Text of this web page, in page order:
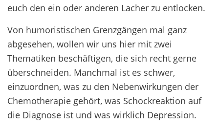
euch den ein oder anderen Lacher zu entlocken.
Von humoristischen Grenzgängen mal ganz
abgesehen, wollen wir uns hier mit zwei
Thematiken beschäftigen, die sich recht gerne
überschneiden. Manchmal ist es schwer,
einzuordnen, was zu den Nebenwirkungen der
Chemotherapie gehört, was Schockreaktion auf
die Diagnose ist und was wirklich Depression.